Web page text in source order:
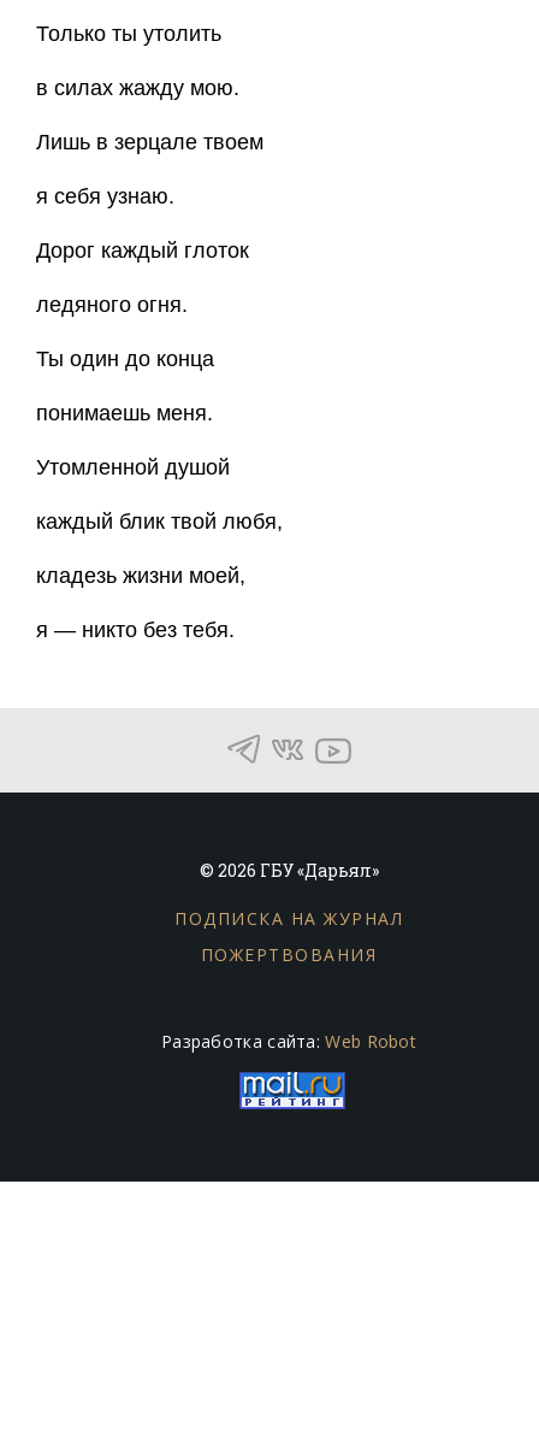
Только ты утолить
в силах жажду мою.
Лишь в зерцале твоем
я себя узнаю.
Дорог каждый глоток
ледяного огня.
Ты один до конца
понимаешь меня.
Утомленной душой
каждый блик твой любя,
кладезь жизни моей,
я — никто без тебя.
© 2026 ГБУ «Дарьял»
ПОДПИСКА НА ЖУРНАЛ
ПОЖЕРТВОВАНИЯ
Разработка сайта:Web Robot